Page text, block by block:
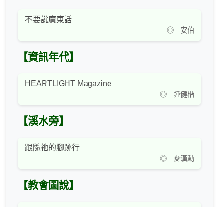
不要說廣東話
◎ 安伯
【資訊年代】
HEARTLIGHT Magazine
◎ 鍾健楷
【溪水旁】
跟隨祂的腳跡行
◎ 麥漢勳
【教會圖說】